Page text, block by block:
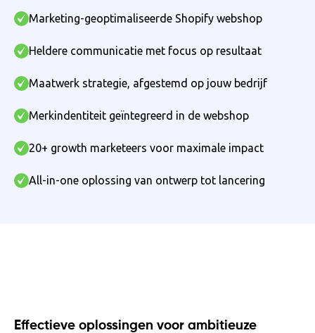
Marketing-geoptimaliseerde Shopify webshop
Heldere communicatie met focus op resultaat
Maatwerk strategie, afgestemd op jouw bedrijf
Merkindentiteit geïntegreerd in de webshop
20+ growth marketeers voor maximale impact
All-in-one oplossing van ontwerp tot lancering
Effectieve oplossingen voor ambitieuze